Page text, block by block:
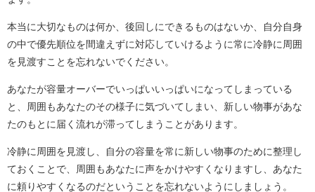
本当に大切なものは何か、後回しにできるものはないか、自分自身
の中で優先順位を間違えずに対応していけるように常に冷静に周囲
を見渡すことを忘れないでください。
あなたが容量オーバーでいっぱいいっぱいになってしまっている
と、周囲もあなたのその様子に気づいてしまい、新しい物事があな
たのもとに届く流れが滞ってしまうことがあります。
冷静に周囲を見渡し、自分の容量を常に新しい物事のために整理し
ておくことで、周囲もあなたに声をかけやすくなりますし、あなた
に頼りやすくなるのだということを忘れないようにしましょう。